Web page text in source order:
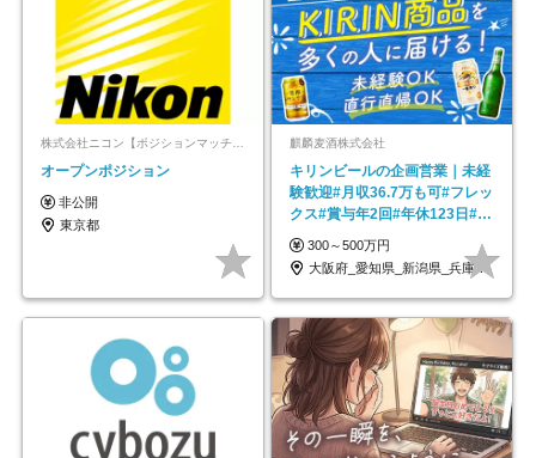
株式会社ニコン【ポジションマッチ登録】
オープンポジション
非公開
東京都
麒麟麦酒株式会社
キリンビールの企画営業｜未経
験歓迎#月収36.7万も可#フレッ
クス#賞与年2回#年休123日#完
全週休2日制
300～500万円
大阪府_愛知県_新潟県_兵庫県_福岡県